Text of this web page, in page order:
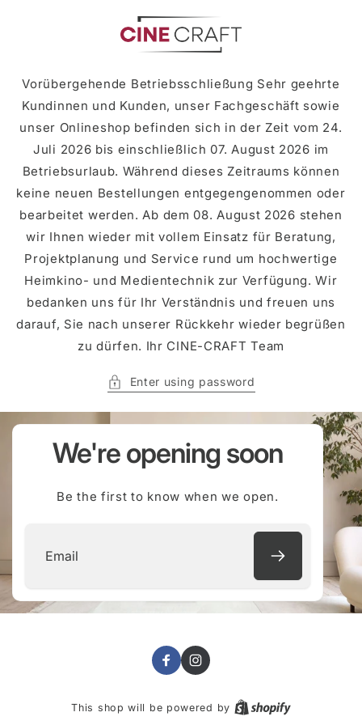
Vorübergehende Betriebsschließung Sehr geehrte
Kundinnen und Kunden, unser Fachgeschäft sowie
unser Onlineshop befinden sich in der Zeit vom 24.
Juli 2026 bis einschließlich 07. August 2026 im
Betriebsurlaub. Während dieses Zeitraums können
keine neuen Bestellungen entgegengenommen oder
bearbeitet werden. Ab dem 08. August 2026 stehen
wir Ihnen wieder mit vollem Einsatz für Beratung,
Projektplanung und Service rund um hochwertige
Heimkino- und Medientechnik zur Verfügung. Wir
bedanken uns für Ihr Verständnis und freuen uns
darauf, Sie nach unserer Rückkehr wieder begrüßen
zu dürfen. Ihr CINE-CRAFT Team
Enter using password
We're opening soon
Be the first to know when we open.
FacebookInstagram
This shop will be powered by